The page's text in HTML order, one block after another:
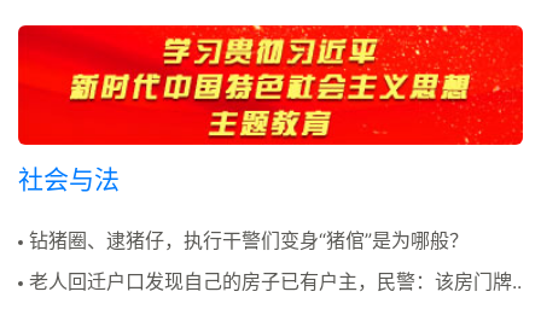
社会与法
钻猪圈、逮猪仔，执行干警们变身“猪倌”是为哪般？
老人回迁户口发现自己的房子已有户主，民警：该房门牌..